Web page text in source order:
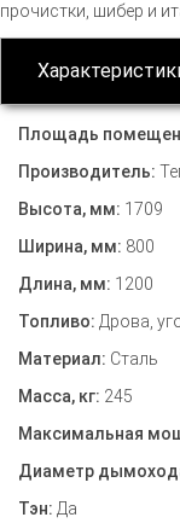
прочистки, шибер и
Площадь
Производитель:
Высота, мм: 1709
Ширина, мм: 800
Длина, мм: 1200
Топливо: Дрова,
Материал: Сталь
Масса, кг: 245
Максимальная
Диаметр
Тэн: Да